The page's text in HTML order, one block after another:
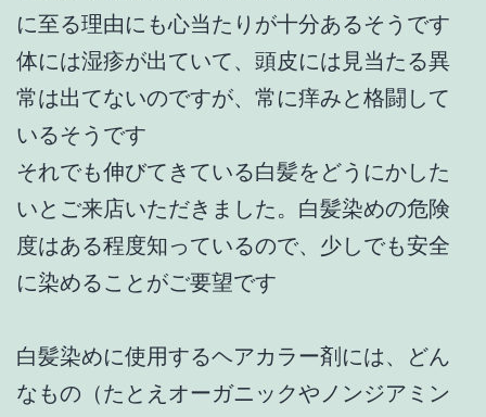
に至る理由にも心当たりが十分あるそうです
体には湿疹が出ていて、頭皮には見当たる異
常は出てないのですが、常に痒みと格闘して
いるそうです
それでも伸びてきている白髪をどうにかした
いとご来店いただきました。白髪染めの危険
度はある程度知っているので、少しでも安全
に染めることがご要望です
白髪染めに使用するヘアカラー剤には、どん
なもの（たとえオーガニックやノンジアミン